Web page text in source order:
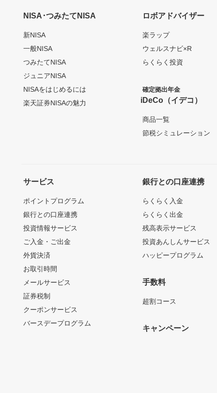
NISA･つみたてNISA
新NISA
一般NISA
つみたてNISA
ジュニアNISA
NISAをはじめるには
楽天証券NISAの魅力
ロボアドバイザー
楽ラップ
ウェルスナビ×R
らくらく投資
確定拠出年金
iDeCo（イデコ）
商品一覧
節税シミュレーション
サービス
ポイントプログラム
銀行との口座連携
投資情報サービス
ご入金・ご出金
外貨決済
お取引時間
メールサービス
証券税制
クーポンサービス
バースデープログラム
銀行との口座連携
らくらく入金
らくらく出金
残高表示サービス
投資あんしんサービス
ハッピープログラム
手数料
超割コース
キャンペーン